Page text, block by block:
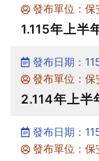
發布單位：
1.115年上半
發布日期：
發布單位：
2.114年上半
發布日期：
發布單位：